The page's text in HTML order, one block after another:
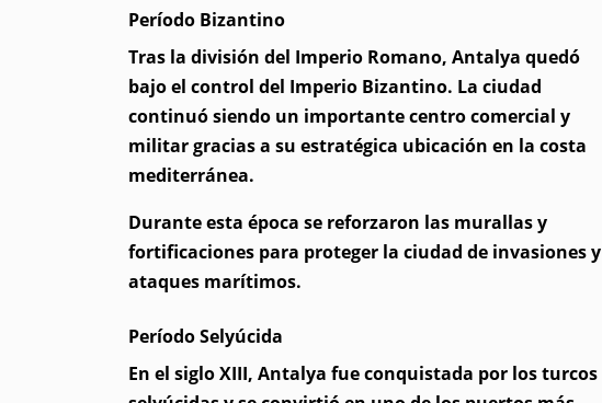
Período Bizantino
Tras la división del Imperio Romano, Antalya quedó
bajo el control del Imperio Bizantino. La ciudad
continuó siendo un importante centro comercial y
militar gracias a su estratégica ubicación en la costa
mediterránea.
Durante esta época se reforzaron las murallas y
fortificaciones para proteger la ciudad de invasiones y
ataques marítimos.
Período Selyúcida
En el siglo XIII, Antalya fue conquistada por los turcos